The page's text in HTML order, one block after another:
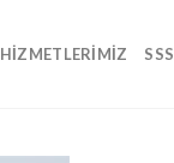
HİZMETLERİMİZ SSS